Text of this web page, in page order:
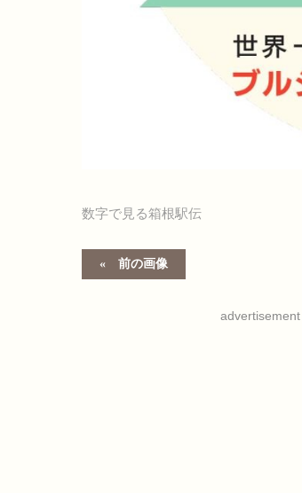
数字で見る箱根駅伝
前の画像
advertisement